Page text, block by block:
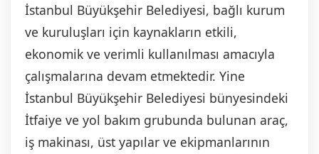
İstanbul Büyükşehir Belediyesi, bağlı kurum
ve kuruluşları için kaynakların etkili,
ekonomik ve verimli kullanılması amacıyla
çalışmalarına devam etmektedir. Yine
İstanbul Büyükşehir Belediyesi bünyesindeki
İtfaiye ve yol bakım grubunda bulunan araç,
iş makinası, üst yapılar ve ekipmanlarının